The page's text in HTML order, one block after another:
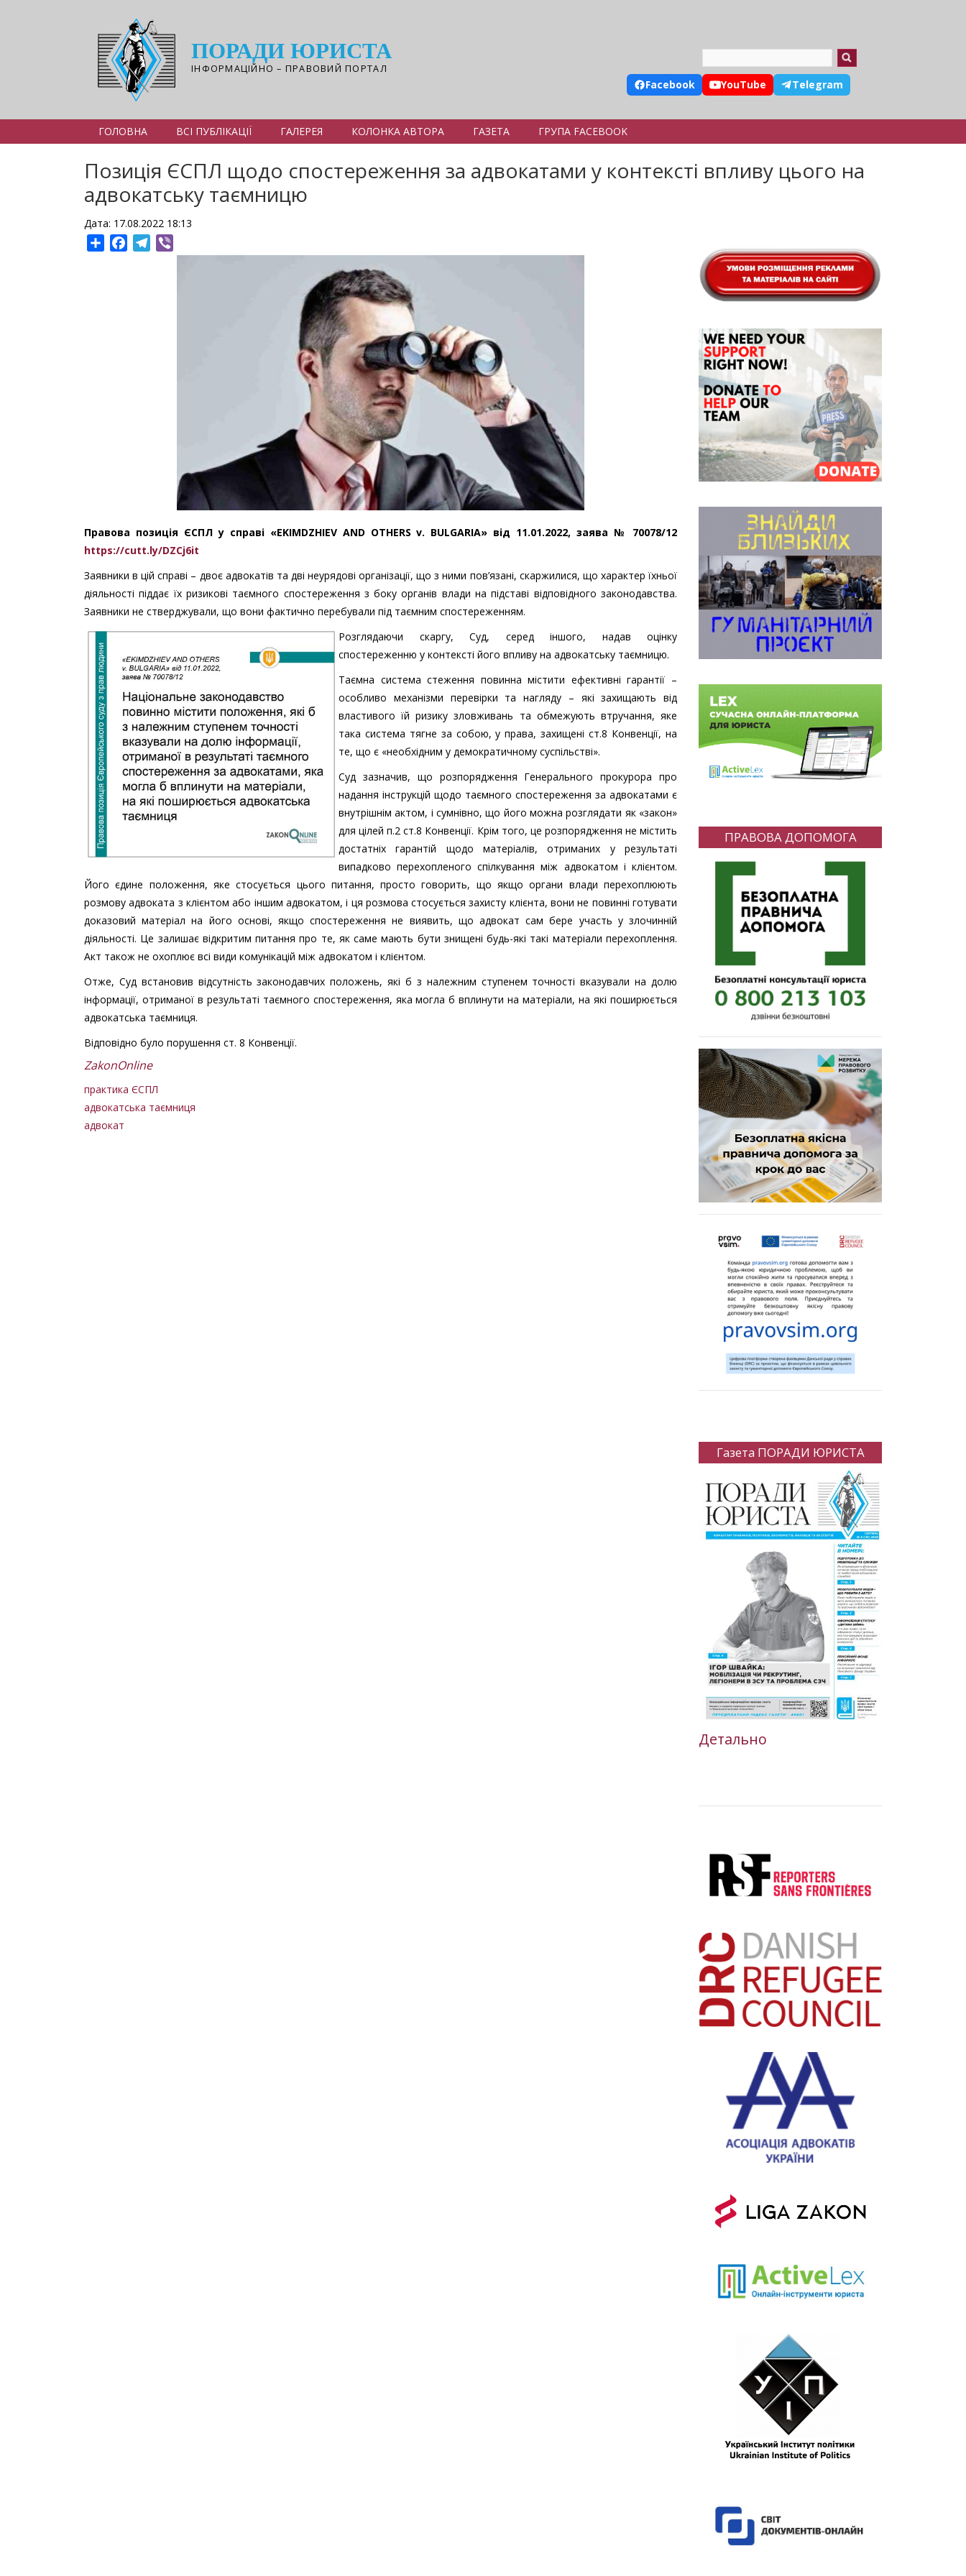
ПОРАДИ ЮРИСТА
ІНФОРМАЦІЙНО – ПРАВОВИЙ ПОРТАЛ
Facebook YouTube Telegram
ГОЛОВНА ВСІ ПУБЛІКАЦІЇ ГАЛЕРЕЯ КОЛОНКА АВТОРА ГАЗЕТА ГРУПА FACEBOOK
Позиція ЄСПЛ щодо спостереження за адвокатами у контексті впливу цього на
адвокатську таємницю
Дата: 17.08.2022 18:13
ShareFacebookTelegram
Правова позиція ЄСПЛ у справі «EKIMDZHIEV AND OTHERS v. BULGARIA» від 11.01.2022, заява № 70078/12
https://cutt.ly/DZCj6it
Заявники в цій справі – двоє адвокатів та дві неурядові організації, що з ними пов’язані, скаржилися, що характер їхньої
діяльності піддає їх ризикові таємного спостереження з боку органів влади на підставі відповідного законодавства.
Заявники не стверджували, що вони фактично перебували під таємним спостереженням.
Розглядаючи скаргу, Суд, серед іншого, надав оцінку
спостереженню у контексті його впливу на адвокатську таємницю.
Таємна система стеження повинна містити ефективні гарантії –
особливо механізми перевірки та нагляду – які захищають від
властивого їй ризику зловживань та обмежують втручання, яке
така система тягне за собою, у права, захищені ст.8 Конвенції, на
те, що є «необхідним у демократичному суспільстві».
Суд зазначив, що розпорядження Генерального прокурора про
надання інструкцій щодо таємного спостереження за адвокатами є
внутрішнім актом, і сумнівно, що його можна розглядати як «закон»
для цілей п.2 ст.8 Конвенції. Крім того, це розпорядження не містить
достатніх гарантій щодо матеріалів, отриманих у результаті
випадково перехопленого спілкування між адвокатом і клієнтом.
Його єдине положення, яке стосується цього питання, просто говорить, що якщо органи влади перехоплюють
розмову адвоката з клієнтом або іншим адвокатом, і ця розмова стосується захисту клієнта, вони не повинні готувати
доказовий матеріал на його основі, якщо спостереження не виявить, що адвокат сам бере участь у злочинній
діяльності. Це залишає відкритим питання про те, як саме мають бути знищені будь-які такі матеріали перехоплення.
Акт також не охоплює всі види комунікацій між адвокатом і клієнтом.
Отже, Суд встановив відсутність законодавчих положень, які б з належним ступенем точності вказували на долю
інформації, отриманої в результаті таємного спостереження, яка могла б вплинути на матеріали, на які поширюється
адвокатська таємниця.
Відповідно було порушення ст. 8 Конвенції.
ZakonOnline
практика ЄСПЛ
адвокатська таємниця
адвокат
ПРАВОВА ДОПОМОГА
Газета ПОРАДИ ЮРИСТА
Детально